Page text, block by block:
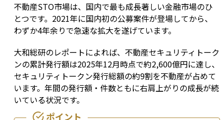
不動産STO市場は、国内で最も成長著しい金融市場のひ
とつです。2021年に国内初の公募案件が登場してから、
わずか4年余りで急速な拡大を遂げています。
大和総研のレポートによれば、不動産セキュリティトーク
ンの累計発行額は2025年12月時点で約2,600億円に達し、
セキュリティトークン発行総額の約9割を不動産が占めて
います。年間の発行額・件数ともに右肩上がりの成長が続
いている状況です。